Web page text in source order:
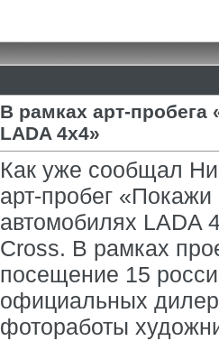
В рамках арт-
LADA 4х4»
Как уже сообщал
арт-пробег
автомобилях LADA
Cross. В рамках
посещение 15
официальных
фотоработы